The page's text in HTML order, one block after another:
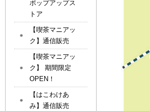
ポップアップス
トア
【喫茶マニアッ
ク】通信販売
【喫茶マニアッ
ク】 期間限定
OPEN！
【はこわけあ
み】通信販売